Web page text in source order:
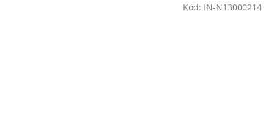
Kód: IN-N13000214